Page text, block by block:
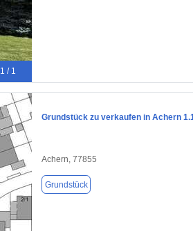
1 / 1
Grundstück zu verkaufen in Achern
Achern, 77855
Grundstück